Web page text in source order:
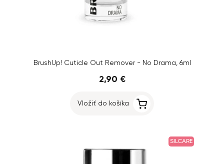
BrushUp! Cuticle Out Remover - No Drama, 6ml
2,90 €
Vložiť do košíka
SILCARE